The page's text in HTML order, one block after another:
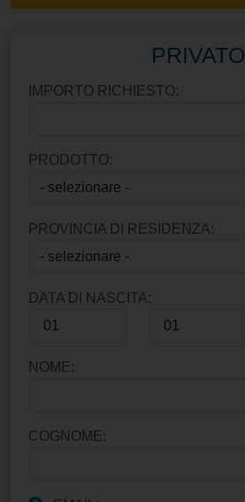
PRIVATO
IMPORTO RICHIESTO:
PRODOTTO:
PROVINCIA DI RESIDENZA:
DATA DI NASCITA:
NOME:
COGNOME: